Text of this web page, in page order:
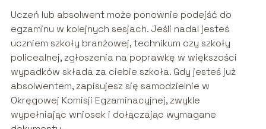
Uczeń lub absolwent może ponownie podejść do
egzaminu w kolejnych sesjach. Jeśli nadal jesteś
uczniem szkoły branżowej, technikum czy szkoły
policealnej, zgłoszenia na poprawkę w większości
wypadków składa za ciebie szkoła. Gdy jesteś już
absolwentem, zapisujesz się samodzielnie w
Okręgowej Komisji Egzaminacyjnej, zwykle
wypełniając wniosek i dołączając wymagane